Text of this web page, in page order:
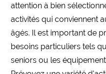
attention à bien
activités qui conviennent
âgés. Il est important de
besoins particuliers tels
seniors ou les